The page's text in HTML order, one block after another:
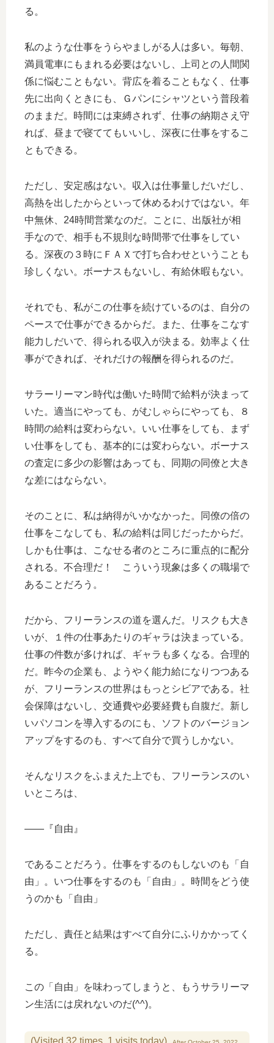
る。
私のような仕事をうらやましがる人は多い。毎朝、
満員電車にもまれる必要はないし、上司との人間関
係に悩むこともない。背広を着ることもなく、仕事
先に出向くときにも、Ｇパンにシャツという普段着
のままだ。時間には束縛されず、仕事の納期さえ守
れば、昼まで寝ててもいいし、深夜に仕事をするこ
ともできる。
ただし、安定感はない。収入は仕事量しだいだし、
高熱を出したからといって休めるわけではない。年
中無休、24時間営業なのだ。ことに、出版社が相
手なので、相手も不規則な時間帯で仕事をしてい
る。深夜の３時にＦＡＸで打ち合わせということも
珍しくない。ボーナスもないし、有給休暇もない。
それでも、私がこの仕事を続けているのは、自分の
ペースで仕事ができるからだ。また、仕事をこなす
能力しだいで、得られる収入が決まる。効率よく仕
事ができれば、それだけの報酬を得られるのだ。
サラーリーマン時代は働いた時間で給料が決まって
いた。適当にやっても、がむしゃらにやっても、８
時間の給料は変わらない。いい仕事をしても、まず
い仕事をしても、基本的には変わらない。ボーナス
の査定に多少の影響はあっても、同期の同僚と大き
な差にはならない。
そのことに、私は納得がいかなかった。同僚の倍の
仕事をこなしても、私の給料は同じだったからだ。
しかも仕事は、こなせる者のところに重点的に配分
される。不合理だ！ こういう現象は多くの職場で
あることだろう。
だから、フリーランスの道を選んだ。リスクも大き
いが、１件の仕事あたりのギャラは決まっている。
仕事の件数が多ければ、ギャラも多くなる。合理的
だ。昨今の企業も、ようやく能力給になりつつある
が、フリーランスの世界はもっとシビアである。社
会保障はないし、交通費や必要経費も自腹だ。新し
いパソコンを導入するのにも、ソフトのバージョン
アップをするのも、すべて自分で買うしかない。
そんなリスクをふまえた上でも、フリーランスのい
いところは、
――『自由』
であることだろう。仕事をするのもしないのも「自
由」。いつ仕事をするのも「自由」。時間をどう使
うのかも「自由」
ただし、責任と結果はすべて自分にふりかかってく
る。
この「自由」を味わってしまうと、もうサラリーマ
ン生活には戻れないのだ(^^)。
(Visited 32 times, 1 visits today)